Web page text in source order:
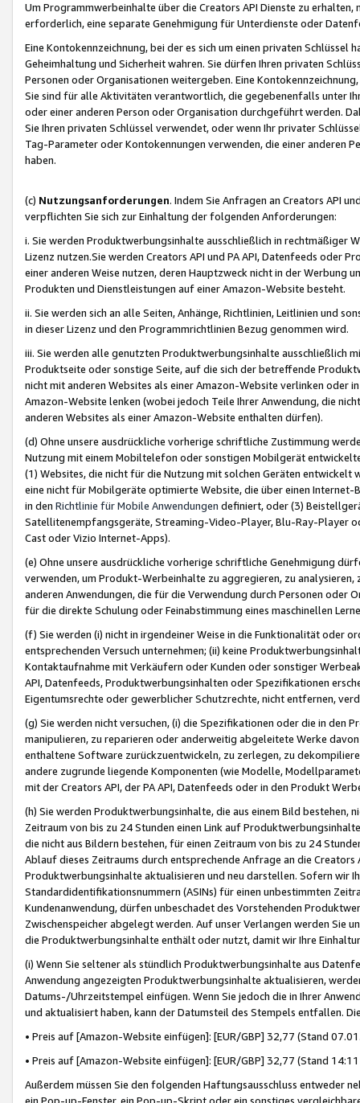
Um Programmwerbeinhalte über die Creators API Dienste zu
erforderlich, eine separate Genehmigung für Unterdienste oder
Eine Kontokennzeichnung, bei der es sich um einen privaten
Geheimhaltung und Sicherheit wahren. Sie dürfen Ihren privaten
Personen oder Organisationen weitergeben. Eine
Sie sind für alle Aktivitäten verantwortlich, die gegebenenfalls unter
oder einer anderen Person oder Organisation durchgeführt werden.
Sie Ihren privaten Schlüssel verwendet, oder wenn Ihr privater
Tag-Parameter oder Kontokennungen verwenden, die einer anderen
haben.
(c) Nutzungsanforderungen. Indem Sie Anfragen an Creators API
verpflichten Sie sich zur Einhaltung der folgenden Anforderungen:
i. Sie werden Produktwerbungsinhalte ausschließlich in rechtmäßiger
Lizenz nutzen.Sie werden Creators API und PA API, Datenfeeds oder
einer anderen Weise nutzen, deren Hauptzweck nicht in der Werbung
Produkten und Dienstleistungen auf einer Amazon-Website besteht.
ii. Sie werden sich an alle Seiten, Anhänge, Richtlinien, Leitlinien und
in dieser Lizenz und den Programmrichtlinien Bezug genommen wird.
iii. Sie werden alle genutzten Produktwerbungsinhalte ausschließlich
Produktseite oder sonstige Seite, auf die sich der betreffende
nicht mit anderen Websites als einer Amazon-Website verlinken oder
Amazon-Website lenken (wobei jedoch Teile Ihrer Anwendung, die
anderen Websites als einer Amazon-Website enthalten dürfen).
(d) Ohne unsere ausdrückliche vorherige schriftliche Zustimmung
Nutzung mit einem Mobiltelefon oder sonstigen Mobilgerät
(1) Websites, die nicht für die Nutzung mit solchen Geräten
eine nicht für Mobilgeräte optimierte Website, die über einen
in den Richtlinie für Mobile Anwendungen definiert, oder (3)
Satellitenempfangsgeräte, Streaming-Video-Player, Blu-Ray-Player
Cast oder Vizio Internet-Apps).
(e) Ohne unsere ausdrückliche vorherige schriftliche Genehmigung
verwenden, um Produkt-Werbeinhalte zu aggregieren, zu
anderen Anwendungen, die für die Verwendung durch Personen
für die direkte Schulung oder Feinabstimmung eines maschinellen
(f) Sie werden (i) nicht in irgendeiner Weise in die Funktionalität oder
entsprechenden Versuch unternehmen; (ii) keine
Kontaktaufnahme mit Verkäufern oder Kunden oder sonstiger
API, Datenfeeds, Produktwerbungsinhalten oder Spezifikationen
Eigentumsrechte oder gewerblicher Schutzrechte, nicht entfernen,
(g) Sie werden nicht versuchen, (i) die Spezifikationen oder die in
manipulieren, zu reparieren oder anderweitig abgeleitete Werke
enthaltene Software zurückzuentwickeln, zu zerlegen, zu
andere zugrunde liegende Komponenten (wie Modelle,
mit der Creators API, der PA API, Datenfeeds oder in den Produkt
(h) Sie werden Produktwerbungsinhalte, die aus einem Bild bestehen,
Zeitraum von bis zu 24 Stunden einen Link auf
die nicht aus Bildern bestehen, für einen Zeitraum von bis zu 24
Ablauf dieses Zeitraums durch entsprechende Anfrage an die
Produktwerbungsinhalte aktualisieren und neu darstellen. Sofern wir
Standardidentifikationsnummern (ASINs) für einen unbestimmten
Kundenanwendung, dürfen unbeschadet des Vorstehenden
Zwischenspeicher abgelegt werden. Auf unser Verlangen werden Sie
die Produktwerbungsinhalte enthält oder nutzt, damit wir Ihre
(i) Wenn Sie seltener als stündlich Produktwerbungsinhalte aus
Anwendung angezeigten Produktwerbungsinhalte aktualisieren,
Datums-/Uhrzeitstempel einfügen. Wenn Sie jedoch die in Ihrer
und aktualisiert haben, kann der Datumsteil des Stempels entfallen.
• Preis auf [Amazon-Website einfügen]: [EUR/GBP] 32,77 (Stand
• Preis auf [Amazon-Website einfügen]: [EUR/GBP] 32,77 (Stand
Außerdem müssen Sie den folgenden Haftungsausschluss entweder
ein Pop-up-Fenster, ein Pop-up-Skript oder ein sonstiges